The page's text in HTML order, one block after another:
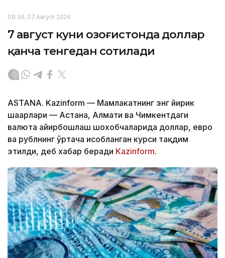
09:36, 07 Август 2026
7 август куни Қозоғистонда доллар
қанча тенгедан сотилади
ASTANA. Kazinform — Мамлакатнинг энг йирик
шаҳарлари — Астана, Алмати ва Чимкентдаги
валюта айирбошлаш шохобчаларида доллар, евро
ва рублнинг ўртача ҳисобланган курси тақдим
этилди, деб хабар беради Kazinform.